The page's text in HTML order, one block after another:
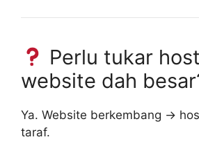
Perlu tukar
website dah
Ya. Website berkembang →
taraf.